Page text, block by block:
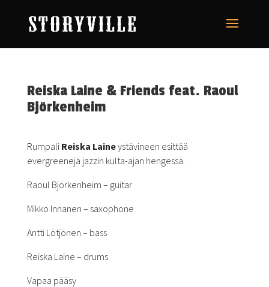
Reiska Laine & Friends feat. Raoul
Björkenheim
Rumpali Reiska Laineystävineen esittää
evergreenejä jazzin kulta-ajan hengessä.
Raoul Björkenheim – guitar
Mikko Innanen – saxophone
Antti Lötjönen – bass
Reiska Laine – drums
Vapaa pääsy